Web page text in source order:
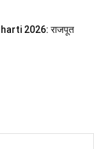
2026: राजपूत